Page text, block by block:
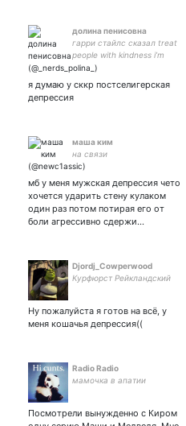
долина пенисовна
гарри стайлс сказал treat
people with kindness i’m
bimbo
я думаю у сккр постселигерская
депрессия
маша ким
на связи
мб у меня мужская депрессия чето
хочется ударить стену кулаком
один раз потом потирая его от
боли агрессивно сдержи…
Djordj_Cowperwood
Курфюрст Рейкландский
Ну пожалуйста я готов на всё, у
меня кошачья депрессия((
Radio Radio
мамочка в апатии
Посмотрели вынужденно с Киром